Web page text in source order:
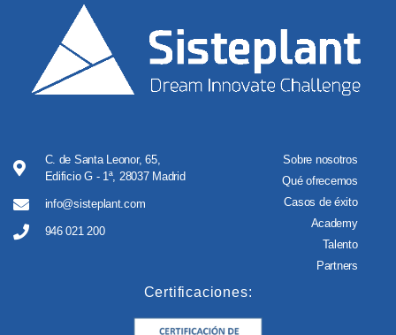
C. de Santa Leonor, 65,
Edificio G - 1ª, 28037 Madrid
info@sisteplant.com
946 021 200
Sobre nosotros
Qué ofrecemos
Casos de éxito
Academy
Talento
Partners
Certificaciones: